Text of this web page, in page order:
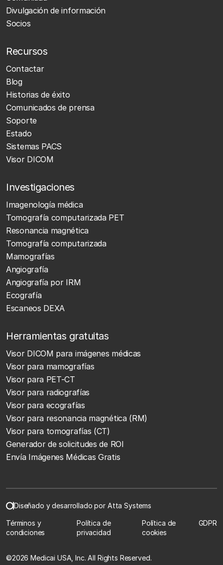
Divulgación de información
Socios
Recursos
Contactar
Blog
Historias de éxito
Comunicados de prensa
Soporte
Estado
Sistemas PACS
Visor DICOM
Investigaciones
Imagenología médica
Tomografía computarizada PET
Resonancia magnética
Tomografía computarizada
Mamografías
Angiografía
Angiografía por IRM
Ecografía
Escaneos DEXA
Herramientas gratuitas
Visor DICOM para imágenes médicas
Visor para mamografías
Visor para PET-CT
Visor para radiografías
Visor para ecografías
Visor para resonancia magnética (RM)
Visor para tomografías (CT)
Generador de solicitudes de ROI
Envía Imágenes Médicas Gratis
Diseñado y desarrollado por Atta Systems
Términos y
condiciones
Política de
privacidad
Política de
cookies
GDPR
©2026 Medicai USA, Inc. All Rights Reserved.